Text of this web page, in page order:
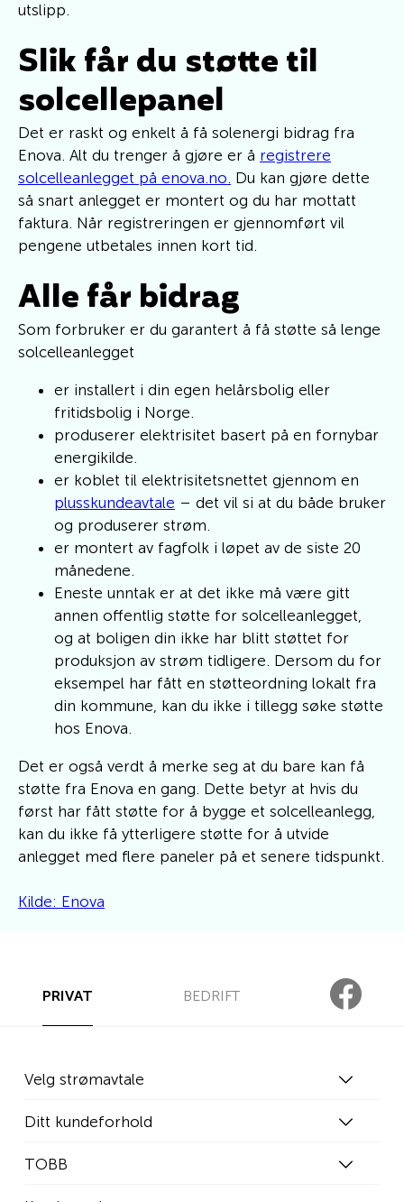
utslipp.
Slik får du støtte til
solcellepanel
Det er raskt og enkelt å få solenergi bidrag fra
Enova. Alt du trenger å gjøre er å registrere
solcelleanlegget på enova.no. Du kan gjøre dette
så snart anlegget er montert og du har mottatt
faktura. Når registreringen er gjennomført vil
pengene utbetales innen kort tid.
Alle får bidrag
Som forbruker er du garantert å få støtte så lenge
solcelleanlegget
er installert i din egen helårsbolig eller
fritidsbolig i Norge.
produserer elektrisitet basert på en fornybar
energikilde.
er koblet til elektrisitetsnettet gjennom en
plusskundeavtale – det vil si at du både bruker
og produserer strøm.
er montert av fagfolk i løpet av de siste 20
månedene.
Eneste unntak er at det ikke må være gitt
annen offentlig støtte for solcelleanlegget,
og at boligen din ikke har blitt støttet for
produksjon av strøm tidligere. Dersom du for
eksempel har fått en støtteordning lokalt fra
din kommune, kan du ikke i tillegg søke støtte
hos Enova.
Det er også verdt å merke seg at du bare kan få
støtte fra Enova en gang. Dette betyr at hvis du
først har fått støtte for å bygge et solcelleanlegg,
kan du ikke få ytterligere støtte for å utvide
anlegget med flere paneler på et senere tidspunkt.
Kilde: Enova
PRIVAT BEDRIFT
Velg strømavtale
Ditt kundeforhold
TOBB